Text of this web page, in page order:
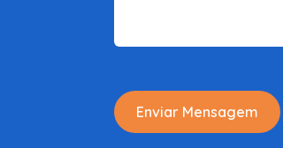
Enviar Mensagem